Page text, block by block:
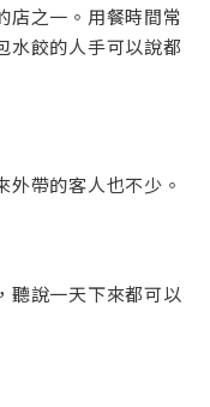
店之一。用餐時間常
水餃的人手可以說都
帶的客人也不少。
聽說一天下來都可以